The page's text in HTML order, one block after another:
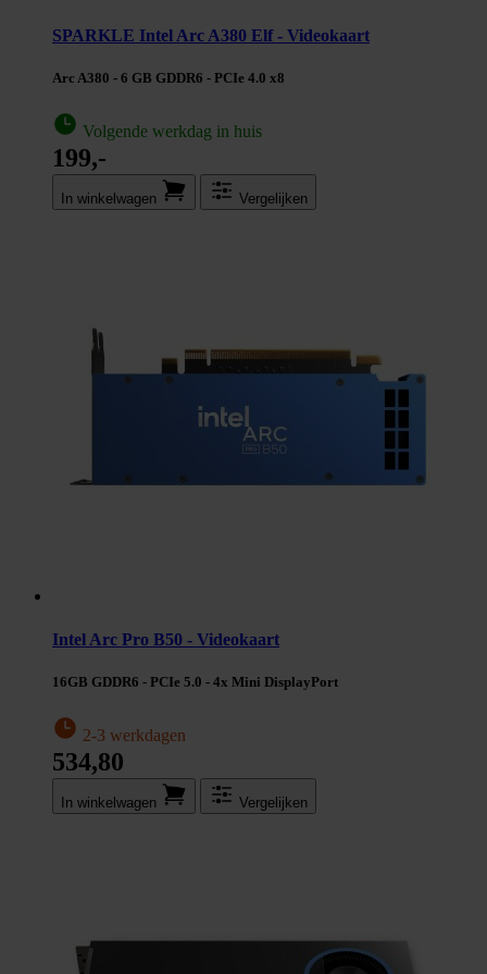
SPARKLE Intel Arc A380 Elf - Videokaart
Arc A380 - 6 GB GDDR6 - PCIe 4.0 x8
Volgende werkdag in huis
199,-
In winkel­wagen Vergelijken
Intel Arc Pro B50 - Videokaart
16GB GDDR6 - PCIe 5.0 - 4x Mini DisplayPort
2-3 werkdagen
534,80
In winkel­wagen Vergelijken